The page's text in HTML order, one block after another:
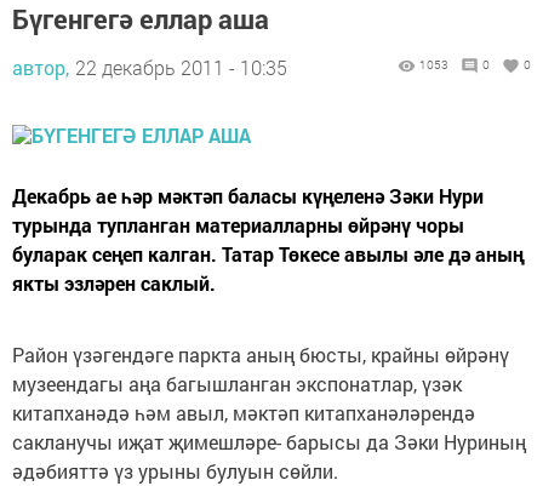
Бүгенгегә еллар аша
автор, 22 декабрь 2011 - 10:35 1053 0 0
Декабрь ае һәр мәктәп баласы күңеленә Зәки Нури
турында тупланган материалларны өйрәнү чоры
буларак сеңеп калган. Татар Төкесе авылы әле дә аның
якты эзләрен саклый.
Район үзәгендәге паркта аның бюсты, крайны өйрәнү
музеендагы аңа багышланган экспонатлар, үзәк
китапханәдә һәм авыл, мәктәп китапханәләрендә
сакланучы иҗат җимешләре- барысы да Зәки Нуриның
әдәбияттә үз урыны булуын сөйли.